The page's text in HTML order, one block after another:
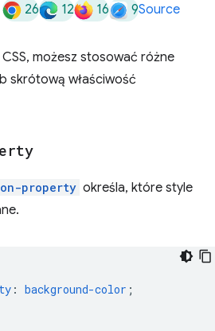
26 12 16 9Source
możesz stosować różne
skrótową właściwość
property określa, które style
: background-color ;